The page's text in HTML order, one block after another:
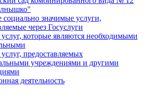
значимые услуги,
через Госуслуги
которые являются необходимыми
предоставляемых
учреждениями и другими
деятельность